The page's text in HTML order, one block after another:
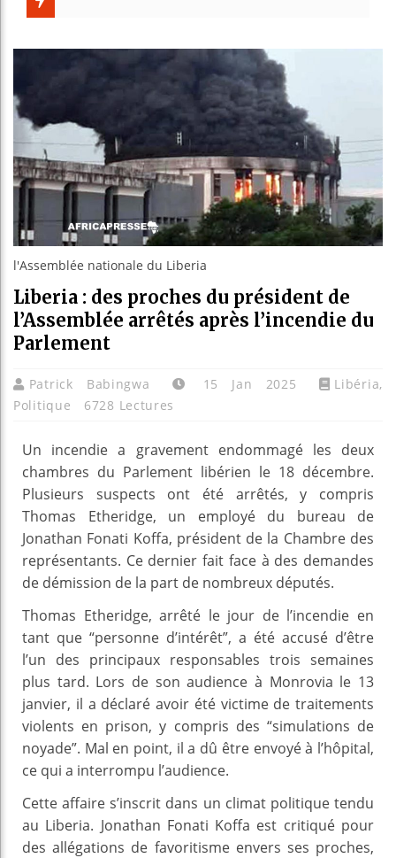
Bénin :
l'Assemblée nationale du Liberia
Liberia : des proches du président de
l’Assemblée arrêtés après l’incendie du
Parlement
Patrick Babingwa 15 Jan 2025 Libéria,
Politique
6728 Lectures
Un incendie a gravement endommagé les deux
chambres du Parlement libérien le 18 décembre.
Plusieurs suspects ont été arrêtés, y compris
Thomas Etheridge, un employé du bureau de
Jonathan Fonati Koffa, président de la Chambre des
représentants. Ce dernier fait face à des demandes
de démission de la part de nombreux députés.
Thomas Etheridge, arrêté le jour de l’incendie en
tant que “personne d’intérêt”, a été accusé d’être
l’un des principaux responsables trois semaines
plus tard. Lors de son audience à Monrovia le 13
janvier, il a déclaré avoir été victime de traitements
violents en prison, y compris des “simulations de
noyade”. Mal en point, il a dû être envoyé à l’hôpital,
ce qui a interrompu l’audience.
Cette affaire s’inscrit dans un climat politique tendu
au Liberia. Jonathan Fonati Koffa est critiqué pour
des allégations de favoritisme envers ses proches,